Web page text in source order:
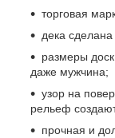
торговая
дека
размеры
даже мужчина;
узор на
рельеф
прочная и